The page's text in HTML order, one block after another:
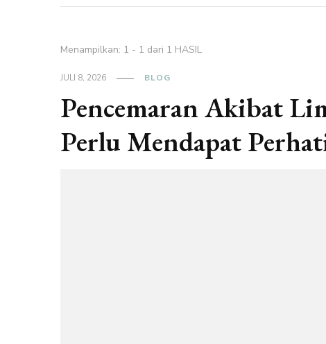
Menampilkan: 1 - 1 dari 1 HASIL
JULI 8, 2026 BLOG
Pencemaran Akibat
Perlu Mendapat